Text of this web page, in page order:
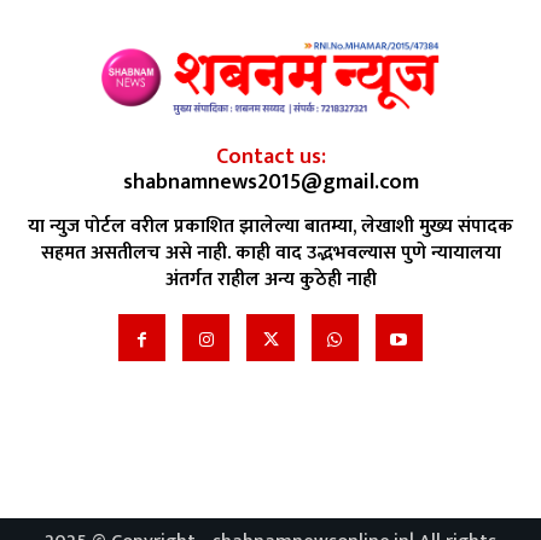
Contact us:
shabnamnews2015@gmail.com
या न्युज पोर्टल वरील प्रकाशित झालेल्या बातम्या, लेखाशी मुख्य संपादक
सहमत असतीलच असे नाही. काही वाद उद्भभवल्यास पुणे न्यायालया
अंतर्गत राहील अन्य कुठेही नाही